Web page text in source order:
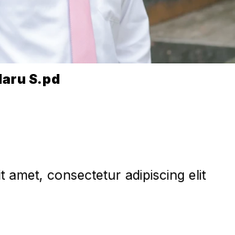
S.pd
amet, consectetur adipiscing elit